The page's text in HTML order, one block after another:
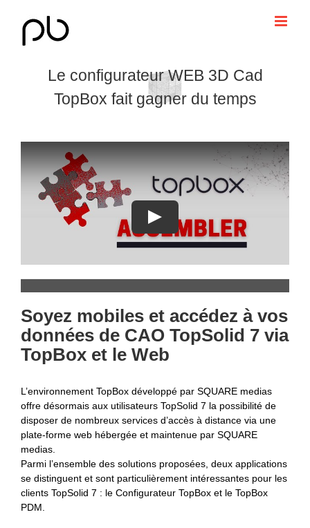
contenu
Le configurateur WEB 3D Cad
TopBox fait gagner du temps
Soyez mobiles et accédez à vos
données de CAO TopSolid 7 via
TopBox et le Web
L’environnement TopBox développé par SQUARE medias
offre désormais aux utilisateurs TopSolid 7 la possibilité de
disposer de nombreux services d’accès à distance via une
plate-forme web hébergée et maintenue par SQUARE
medias.
Parmi l’ensemble des solutions proposées, deux applications
se distinguent et sont particulièrement intéressantes pour les
clients TopSolid 7 : le Configurateur TopBox et le TopBox
PDM.